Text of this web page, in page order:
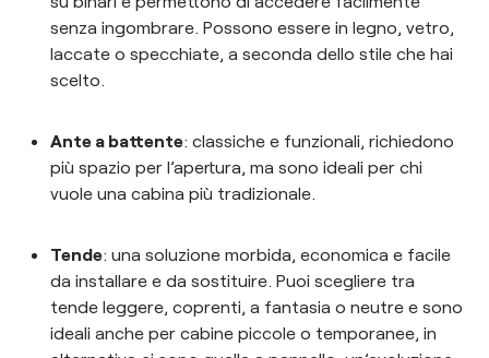
senza ingombrare. Possono essere in legno, vetro,
laccate o specchiate, a seconda dello stile che hai
scelto.
Ante a battente: classiche e funzionali, richiedono
più spazio per l’apertura, ma sono ideali per chi
vuole una cabina più tradizionale.
Tende: una soluzione morbida, economica e facile
da installare e da sostituire. Puoi scegliere tra
tende leggere, coprenti, a fantasia o neutre e sono
ideali anche per cabine piccole o temporanee, in